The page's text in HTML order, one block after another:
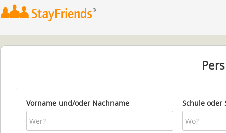
Vorname und/oder Nachname Schule oder